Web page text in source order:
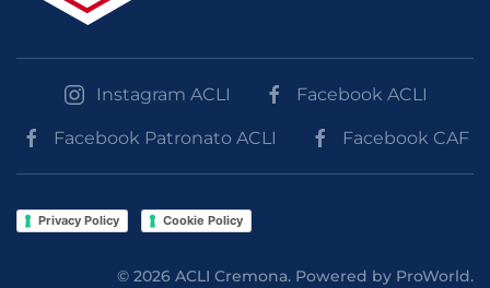
Instagram ACLI Facebook ACLI
Facebook Patronato ACLI Facebook CAF
Privacy Policy Cookie Policy
© 2026 ACLI Cremona. Powered by ProWorld.